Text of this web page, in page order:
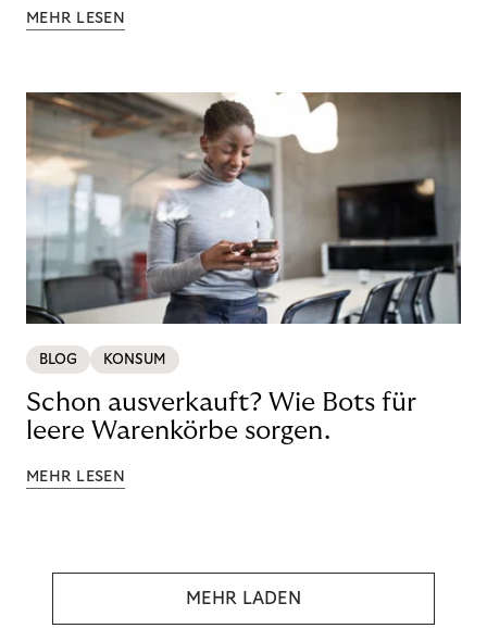
MEHR LESEN
BLOG KONSUM
Schon ausverkauft? Wie Bots für
leere Warenkörbe sorgen.
MEHR LESEN
MEHR LADEN